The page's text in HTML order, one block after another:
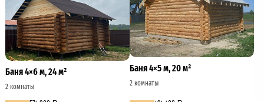
Баня 4×6 м, 24 м²
2 комнаты
Баня 4×5 м, 20 м²
2 комнаты